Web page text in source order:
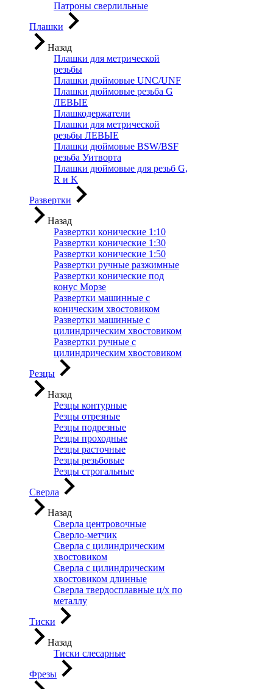
Патроны сверлильные
Плашки
Назад
Плашки для метрической
резьбы
Плашки дюймовые UNC/UNF
Плашки дюймовые резьба G
ЛЕВЫЕ
Плашкодержатели
Плашки для метрической
резьбы ЛЕВЫЕ
Плашки дюймовые BSW/BSF
резьба Уитворта
Плашки дюймовые для резьб G,
R и K
Развертки
Назад
Развертки конические 1:10
Развертки конические 1:30
Развертки конические 1:50
Развертки ручные разжимные
Развертки конические под
конус Морзе
Развертки машинные с
коническим хвостовиком
Развертки машинные с
цилиндрическим хвостовиком
Развертки ручные с
цилиндрическим хвостовиком
Резцы
Назад
Резцы контурные
Резцы отрезные
Резцы подрезные
Резцы проходные
Резцы расточные
Резцы резьбовые
Резцы строгальные
Сверла
Назад
Сверла центровочные
Сверло-метчик
Сверла с цилиндрическим
хвостовиком
Сверла с цилиндрическим
хвостовиком длинные
Сверла твердосплавные ц/х по
металлу
Тиски
Назад
Тиски слесарные
Фрезы